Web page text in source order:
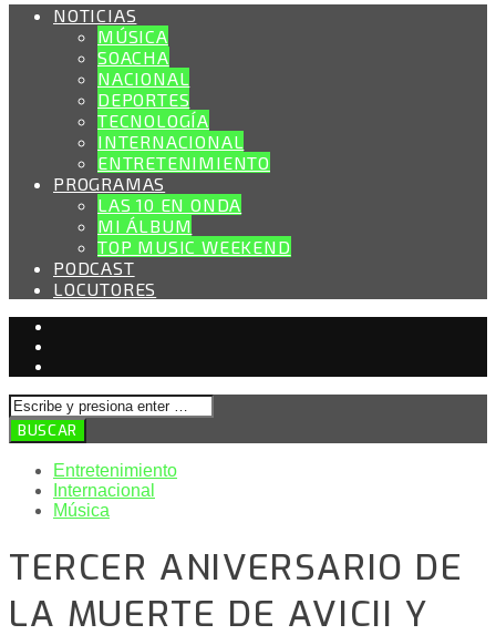
NOTICIAS
MÚSICA
SOACHA
NACIONAL
DEPORTES
TECNOLOGÍA
INTERNACIONAL
ENTRETENIMIENTO
PROGRAMAS
LAS 10 EN ONDA
MI ÁLBUM
TOP MUSIC WEEKEND
PODCAST
LOCUTORES
Entretenimiento
Internacional
Música
TERCER ANIVERSARIO DE
LA MUERTE DE AVICII Y